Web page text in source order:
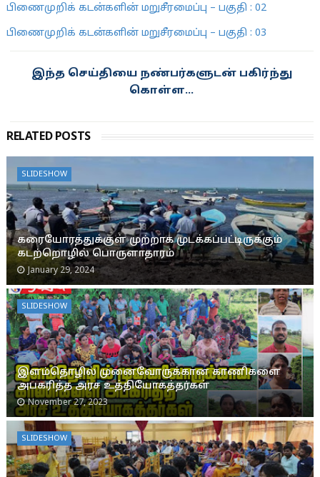
பிணைமுறிக் கடன்களின் மறுசீரமைப்பு – பகுதி : 02
பிணைமுறிக் கடன்களின் மறுசீரமைப்பு – பகுதி : 03
இந்த செய்தியை நண்பர்களுடன் பகிர்ந்து
கொள்ள...
RELATED POSTS
SLIDESHOW
கரையோரத்துக்குள் முற்றாக முடக்கப்பட்டிருக்கும்
கடற்றொழில் பொருளாதாரம்
January 29, 2024
SLIDESHOW
இளம்தொழில் முனைவோருக்கான காணிகளை
அபகரித்த அரச உத்தியோகத்தர்கள்
November 27, 2023
SLIDESHOW